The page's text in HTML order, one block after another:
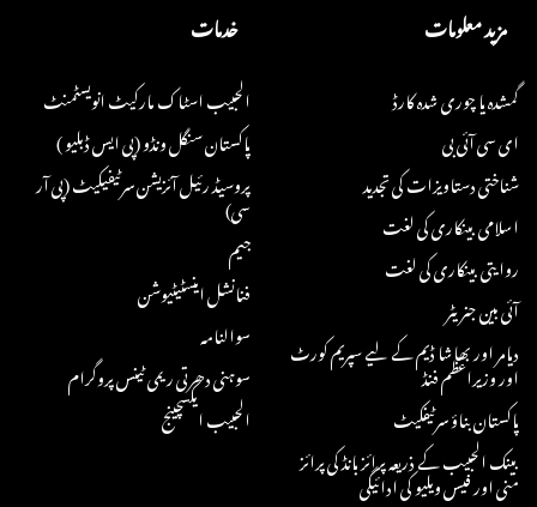
مزید معلومات
گمشدہ یا چوری شدہ کارڈ
ای سی آئی بی
شناختی دستاویزات کی تجدید
اسلامی بینکاری کی لغت
روایتی بینکاری کی لغت
آئی بین جنریٹر
دیامر اور بھاشا ڈیم کے لیے سپریم کورٹ
اور وزیراعظم فنڈ
پاکستان بناؤ سرٹیفکیٹ
بینک الحبیب کے ذریعہ پرائز بانڈ کی پرائز
منی اور فیس ویلیو کی ادائیگی
خدمات
الحبیب اسٹاک مارکیٹ انویسٹمنٹ
پاکستان سنگل ونڈو (پی ایس ڈبلیو )
پروسیڈ رئیل آئزیشن سرٹیفیکیٹ (پی آر
سی)
جیم
فنانشل اینسٹیٹیوشن
سوالنامہ
سوہنی دھرتی ریمی ٹینس پروگرام
الحبیب ایکسچینج